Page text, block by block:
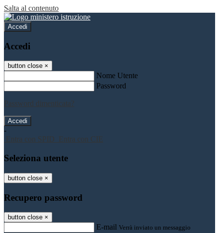
Salta al contenuto
Accedi
Accedi
button close ×
Nome Utente
Password
Password dimenticata?
-
Entra con SPID
Entra con CIE
Seleziona utente
button close ×
Recupero password
button close ×
E-mail Verrà inviato un messaggio